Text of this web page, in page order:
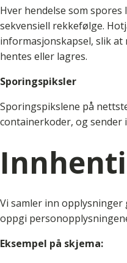
Hver hendelse som
sekvensiell rekkefølge.
informasjonskapsel, slik
hentes eller lagres.
Sporingspiksler
Sporingspikslene på
containerkoder, og
Vi samler inn
oppgi
Eksempel på skjema: